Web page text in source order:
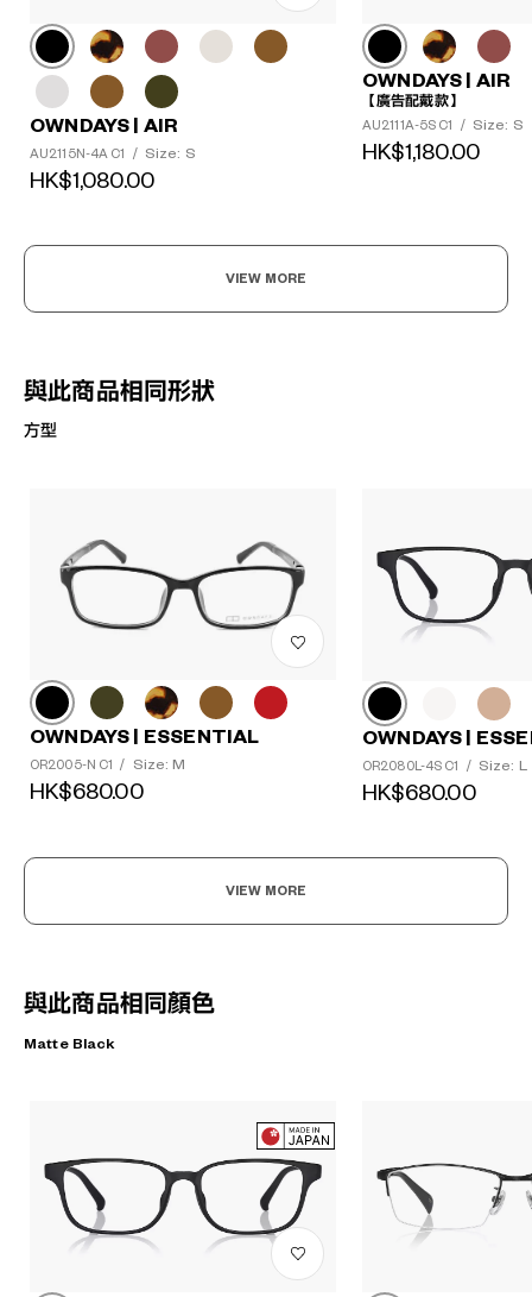
OWNDAYS | AIR
AU2115N-4A C1 / Size: S
HK$1,080.00
OWNDAYS | AIR
【廣告配戴款】
AU2111A-5S C1
/ Size: S
HK$1,180.00
VIEW MORE
與此商品相同形狀
方型
OWNDAYS | ESSENTIAL
OR2005-N C1 / Size: M
HK$680.00
OWNDAYS |
OR2080L-4S C1 / Size: L
HK$680.00
VIEW MORE
與此商品相同顏色
Matte Black